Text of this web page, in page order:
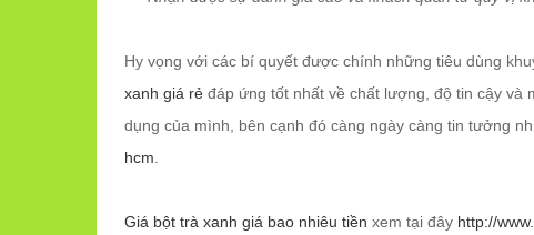
Hy vọng với các bí quyết được chính những tiêu dùng
xanh giá rẻ đáp ứng tốt nhất về chất lượng, độ tin cậy và
dụng của mình, bên cạnh đó càng ngày càng tin tưởng
hcm
Giá bột trà xanh giá bao nhiêu tiền xem tại đây http://